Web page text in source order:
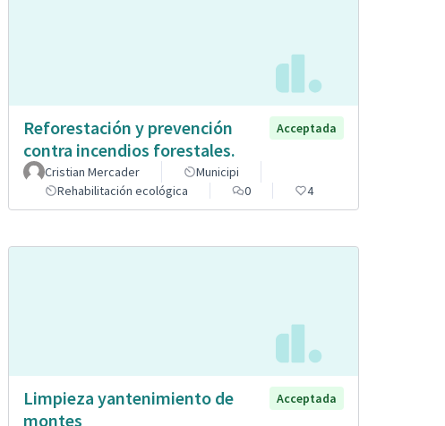
Reforestación y prevención
contra incendios forestales.
Acceptada
Cristian Mercader
Municipi
Rehabilitación ecológica
0 4
Limpieza yantenimiento de
montes
Acceptada